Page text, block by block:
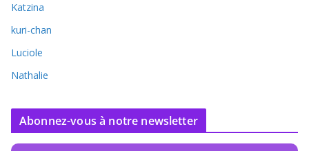
Katzina
kuri-chan
Luciole
Nathalie
Abonnez-vous à notre newsletter